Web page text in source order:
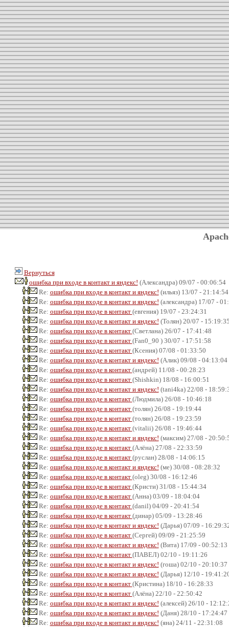
Вернуться
ошибка при входе в контакт и яндекс! (Александра) 09/07 - 00:06:54
Re: ошибка при входе в контакт и яндекс! (ильяз) 13/07 - 21:14:54
Re: ошибка при входе в контакт и яндекс! (александра) 17/07 -
Re: ошибка при входе в контакт (евгения) 19/07 - 23:24:31
Re: ошибка при входе в контакт и яндекс! (Толян) 20/07 -
Re: ошибка при входе в контакт (Светлана) 26/07 - 17:41:48
Re: ошибка при входе в контакт (Fan0_90 ) 30/07 - 17:51:58
Re: ошибка при входе в контакт (Ксения) 07/08 - 01:33:50
Re: ошибка при входе в контакт и яндекс! (Алик) 09/08 - 04:13:04
Re: ошибка при входе в контакт (андрей) 11/08 - 00:28:23
Re: ошибка при входе в контакт (Shishkin) 18/08 - 16:00:51
Re: ошибка при входе в контакт и яндекс! (tani4ka) 22/08 -
Re: ошибка при входе в контакт (Людмила) 26/08 - 10:46:18
Re: ошибка при входе в контакт (толян) 26/08 - 19:19:44
Re: ошибка при входе в контакт (толян) 26/08 - 19:23:59
Re: ошибка при входе в контакт (vitalii) 26/08 - 19:46:44
Re: ошибка при входе в контакт и яндекс! (максим) 27/08 -
Re: ошибка при входе в контакт (Алёна) 27/08 - 22:33:59
Re: ошибка при входе в контакт (руслан) 28/08 - 14:06:15
Re: ошибка при входе в контакт и яндекс! (ме) 30/08 - 08:28:32
Re: ошибка при входе в контакт (oleg) 30/08 - 16:12:46
Re: ошибка при входе в контакт (Кристи) 31/08 - 15:44:34
Re: ошибка при входе в контакт (Анна) 03/09 - 18:04:04
Re: ошибка при входе в контакт (danil) 04/09 - 20:41:54
Re: ошибка при входе в контакт (динар) 05/09 - 13:28:46
Re: ошибка при входе в контакт и яндекс! (Дарья) 07/09 -
Re: ошибка при входе в контакт (Сергей) 09/09 - 21:25:59
Re: ошибка при входе в контакт и яндекс! (Вита) 17/09 - 00:52:13
Re: ошибка при входе в контакт (ПАВЕЛ) 02/10 - 19:11:26
Re: ошибка при входе в контакт и яндекс! (гоша) 02/10 - 20:10:37
Re: ошибка при входе в контакт и яндекс! (Дарья) 12/10 -
Re: ошибка при входе в контакт (Кристина) 18/10 - 16:28:33
Re: ошибка при входе в контакт (Алёна) 22/10 - 22:50:42
Re: ошибка при входе в контакт и яндекс! (алексей) 26/10 -
Re: ошибка при входе в контакт и яндекс! (Даня) 28/10 - 17:24:47
Re: ошибка при входе в контакт и яндекс! (яна) 24/11 - 22:31:08